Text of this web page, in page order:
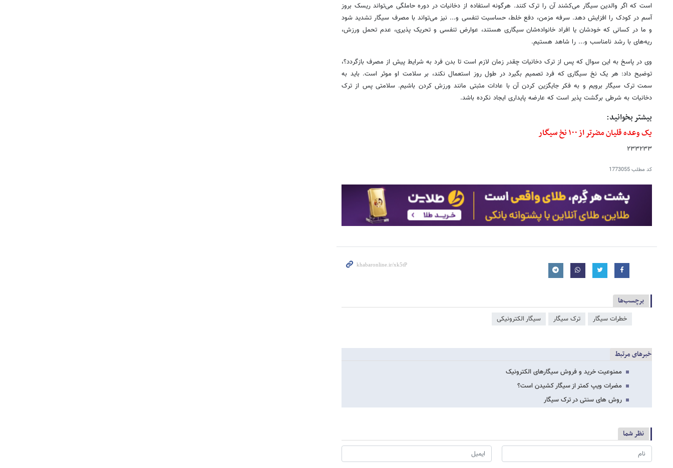
است که اگر والدین سیگار می‌کشند آن را ترک کنند. هرگونه استفاده از دخانیات در دوره حاملگی می‌تواند ریسک بروز
آسم در کودک را افزایش دهد. سرفه مزمن، دفع خلط،‌ حساسیت تنفسی و... نیز می‌تواند با مصرف سیگار تشدید شود
و ما در کسانی که خودشان یا افراد خانواده‌شان سیگاری هستند، عوارض تنفسی و تحریک پذیری، عدم تحمل ورزش،
ریه‌های با رشد نامناسب و... را شاهد هستیم.
وی در پاسخ به این سوال که پس از ترک دخانیات چقدر زمان لازم است تا بدن فرد به شرایط پیش از مصرف بازگردد؟،
توضیح داد: هر یک نخ سیگاری که فرد تصمیم بگیرد در طول روز استعمال نکند، بر سلامت او موثر است. باید به
سمت ترک سیگار برویم و به فکر جایگزین کردن آن با عادات مثبتی مانند ورزش کردن باشیم. سلامتی پس از ترک
دخانیات به شرطی برگشت پذیر است که عارضه پایداری ایجاد نکرده باشد.
بیشتر بخوانید:
یک وعده قلیان مضرتر از ۱۰۰ نخ سیگار
۲۳۳۲۳۳
کد مطلب1773055
برچسب‌ها
خطرات سیگار ترک سیگار سیگار الکترونیکی
خبرهای مرتبط
ممنوعیت خرید و فروش سیگارهای الکترونیک
مضرات ویپ کمتر از سیگار کشیدن است؟
روش های سنتی در ترک سیگار
نظر شما